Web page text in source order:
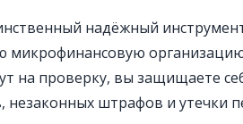
надёжный
микрофинансовую
на проверку, вы защищаете
незаконных штрафов и утечки